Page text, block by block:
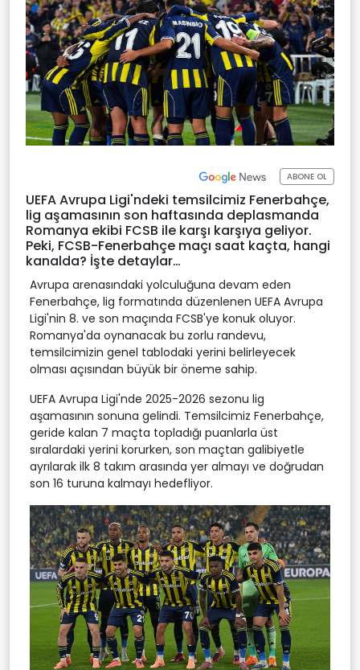
ABONE OL
UEFA Avrupa Ligi'ndeki temsilcimiz Fenerbahçe,
lig aşamasının son haftasında deplasmanda
Romanya ekibi FCSB ile karşı karşıya geliyor.
Peki, FCSB-Fenerbahçe maçı saat kaçta, hangi
kanalda? İşte detaylar…
Avrupa arenasındaki yolculuğuna devam eden
Fenerbahçe, lig formatında düzenlenen UEFA Avrupa
Ligi'nin 8. ve son maçında FCSB'ye konuk oluyor.
Romanya'da oynanacak bu zorlu randevu,
temsilcimizin genel tablodaki yerini belirleyecek
olması açısından büyük bir öneme sahip.
UEFA Avrupa Ligi'nde 2025-2026 sezonu lig
aşamasının sonuna gelindi. Temsilcimiz Fenerbahçe,
geride kalan 7 maçta topladığı puanlarla üst
sıralardaki yerini korurken, son maçtan galibiyetle
ayrılarak ilk 8 takım arasında yer almayı ve doğrudan
son 16 turuna kalmayı hedefliyor.